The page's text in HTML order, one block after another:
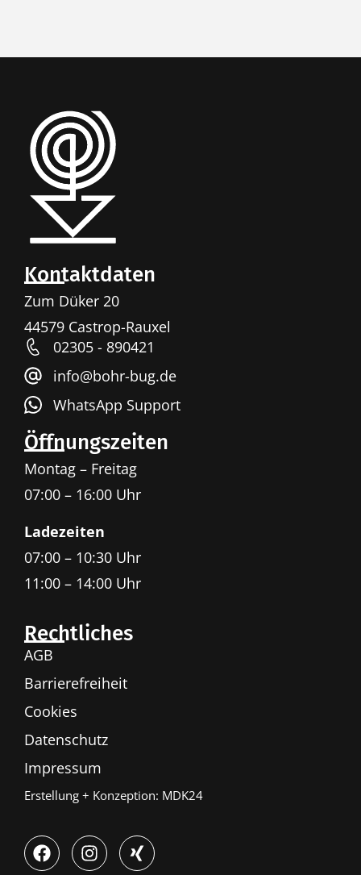
Kontaktdaten
Zum Düker 20
44579 Castrop-Rauxel
02305 - 890421
info@bohr-bug.de
WhatsApp Support
Öffnungszeiten
Montag – Freitag
07:00 – 16:00 Uhr
Ladezeiten
07:00 – 10:30 Uhr
11:00 – 14:00 Uhr
Rechtliches
AGB
Barrierefreiheit
Cookies
Datenschutz
Impressum
Erstellung + Konzeption: MDK24